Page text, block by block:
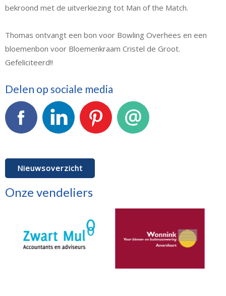
bekroond met de uitverkiezing tot Man of the Match.
Thomas ontvangt een bon voor Bowling Overhees en een
bloemenbon voor Bloemenkraam Cristel de Groot.
Gefeliciteerd!!
Delen op sociale media
Nieuwsoverzicht
Onze vendeliers